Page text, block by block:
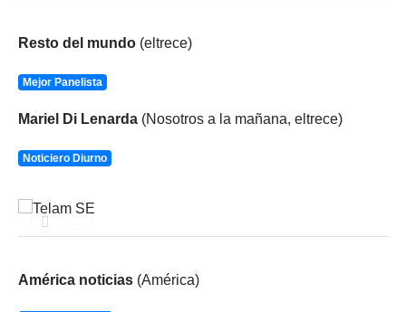
Resto del mundo (eltrece)
Mejor Panelista
Mariel Di Lenarda (Nosotros a la mañana, eltrece)
Noticiero Diurno
América noticias (América)